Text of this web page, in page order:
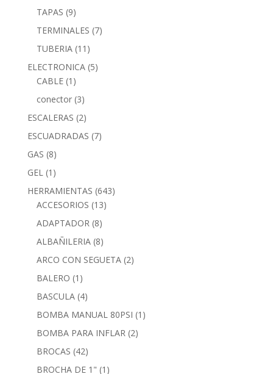
TAPAS (9)
TERMINALES (7)
TUBERIA (11)
ELECTRONICA (5)
CABLE (1)
conector (3)
ESCALERAS (2)
ESCUADRADAS (7)
GAS (8)
GEL (1)
HERRAMIENTAS (643)
ACCESORIOS (13)
ADAPTADOR (8)
ALBAÑILERIA (8)
ARCO CON SEGUETA (2)
BALERO (1)
BASCULA (4)
BOMBA MANUAL 80PSI (1)
BOMBA PARA INFLAR (2)
BROCAS (42)
BROCHA DE 1" (1)